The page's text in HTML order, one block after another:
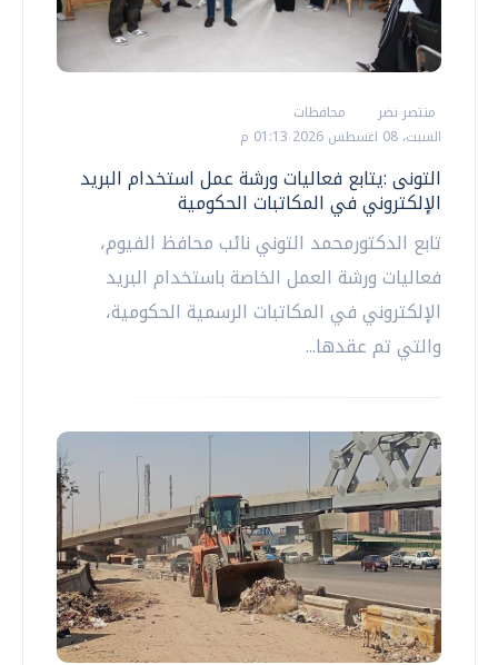
منتصر نضر
محافظات
السبت، 08 اغسطس 2026 01:13 م
التونى :يتابع فعاليات ورشة عمل استخدام البريد
الإلكتروني في المكاتبات الحكومية
تابع الدكتورمحمد التوني نائب محافظ الفيوم،
فعاليات ورشة العمل الخاصة باستخدام البريد
الإلكتروني في المكاتبات الرسمية الحكومية،
والتي تم عقدها...